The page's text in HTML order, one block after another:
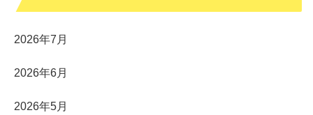
2026年7月
2026年6月
2026年5月